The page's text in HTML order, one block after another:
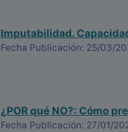
Imputabilidad.
Fecha Publicación: 25/03/
¿POR qué NO?: Cómo
Fecha Publicación: 27/01/